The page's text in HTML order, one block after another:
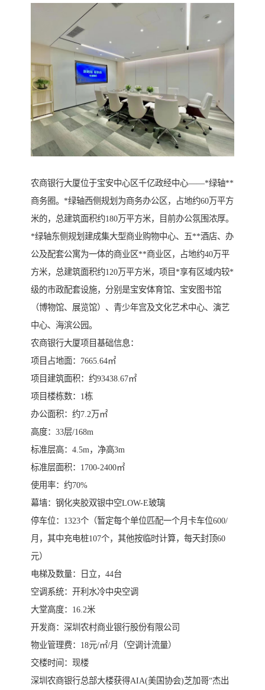
农商银行大厦位于宝安中心区千亿政经中心——*绿轴**
商务圈。*绿轴西侧规划为商务办公区，占地约60万平方
米的，总建筑面积约180万平方米，目前办公氛围浓厚。
*绿轴东侧规划建成集大型商业购物中心、五**酒店、办
公及配套公寓为一体的商业区**商业区，占地约40万平
方米，总建筑面积约120万平方米，项目*享有区域内较*
级的市政配套设施，分别是宝安体育馆、宝安图书馆
（博物馆、展览馆）、青少年宫及文化艺术中心、演艺
中心、海滨公园。
农商银行大厦项目基础信息：
项目占地面：7665.64㎡
项目建筑面积：约93438.67㎡
项目楼栋数：1栋
办公面积：约7.2万㎡
高度：33层/168m
标准层高：4.5m，净高3m
标准层面积：1700-2400㎡
使用率：约70%
幕墙：钢化夹胶双银中空LOW-E玻璃
停车位：1323个（暂定每个单位匹配一个月卡车位600/
月，其中充电桩107个，其他按临时计算，每天封顶60
元）
电梯及数量：日立，44台
空调系统：开利水冷中央空调
大堂高度：16.2米
开发商：深圳农村商业银行股份有限公司
物业管理费：18元/㎡/月（空调计流量）
交楼时间：现楼
深圳农商银行总部大楼获得AIA(美国协会)芝加哥“杰出